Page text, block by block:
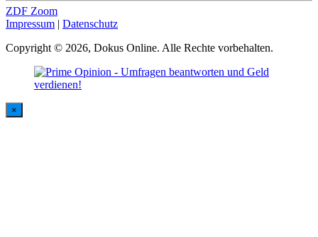
ZDF Zoom
Impressum | Datenschutz
Copyright © 2026, Dokus Online. Alle Rechte vorbehalten.
×